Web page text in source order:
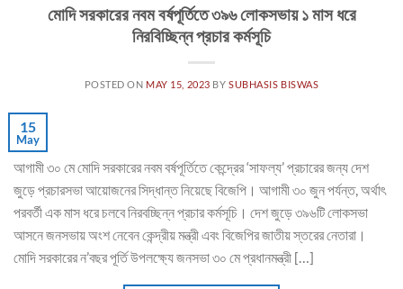
মোদি সরকারের নবম বর্ষপূর্তিতে ৩৯৬ লোকসভায় ১ মাস ধরে
নিরবিচ্ছিন্ন প্রচার কর্মসূচি
POSTED ON MAY 15, 2023 BYSUBHASIS BISWAS
15
May
আগামী ৩০ মে মোদি সরকারের নবম বর্ষপূর্তিতে কেন্দ্রের ‘সাফল্য’ প্রচারের জন্য দেশ
জুড়ে প্রচারসভা আয়োজনের সিদ্ধান্ত নিয়েছে বিজেপি। আগামী ৩০ জুন পর্যন্ত, অর্থাৎ
পরবর্তী এক মাস ধরে চলবে নিরবচ্ছিন্ন প্রচার কর্মসূচি। দেশ জুড়ে ৩৯৬টি লোকসভা
আসনে জনসভায় অংশ নেবেন কেন্দ্রীয় মন্ত্রী এবং বিজেপির জাতীয় স্তরের নেতারা।
মোদি সরকারের ন’বছর পূর্তি উপলক্ষ্যে জনসভা ৩০ মে প্রধানমন্ত্রী […]